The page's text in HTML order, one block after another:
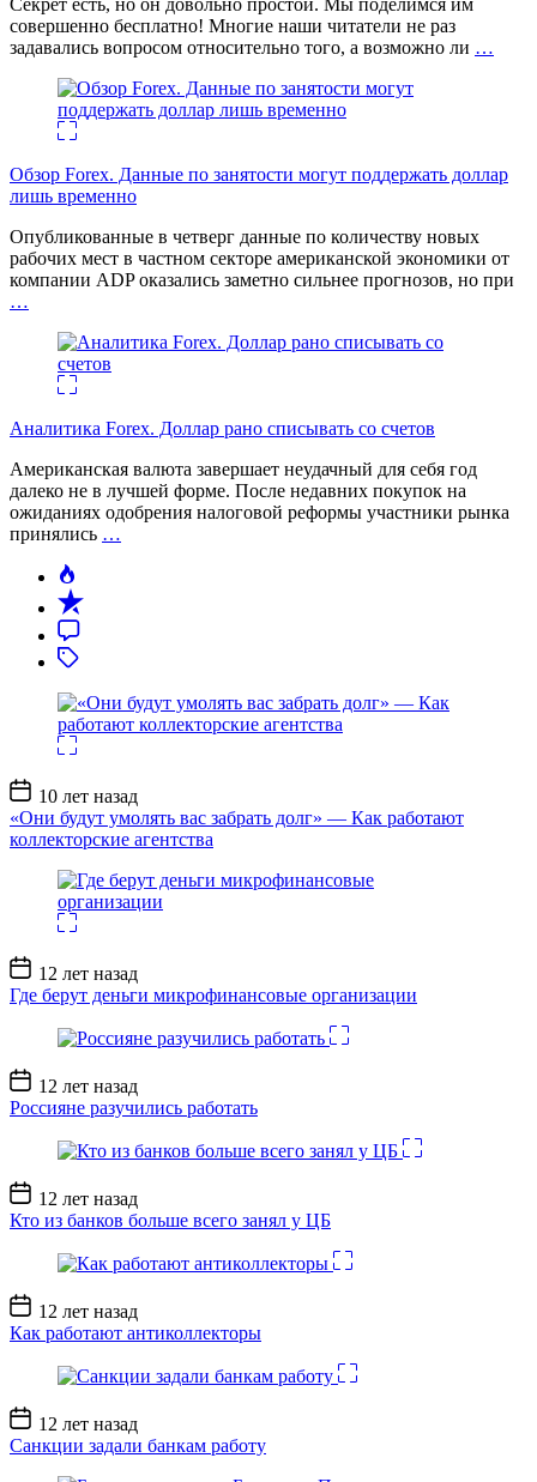
совершенно бесплатно! Многие наши читатели не раз
задавались вопросом относительно того, а возможно ли …
Обзор Forex. Данные по занятости могут поддержать доллар
лишь временно
Опубликованные в четверг данные по количеству новых
рабочих мест в частном секторе американской экономики от
компании ADP оказались заметно сильнее прогнозов, но при
…
Аналитика Forex. Доллар рано списывать со счетов
Американская валюта завершает неудачный для себя год
далеко не в лучшей форме. После недавних покупок на
ожиданиях одобрения налоговой реформы участники рынка
принялись …
Дата
записи
10 лет назад
«Они будут умолять вас забрать долг» — Как работают
коллекторские агентства
Дата
записи
12 лет назад
Где берут деньги микрофинансовые организации
Дата
записи
12 лет назад
Россияне разучились работать
Дата
записи
12 лет назад
Кто из банков больше всего занял у ЦБ
Дата
записи
12 лет назад
Как работают антиколлекторы
Дата
записи
12 лет назад
Санкции задали банкам работу